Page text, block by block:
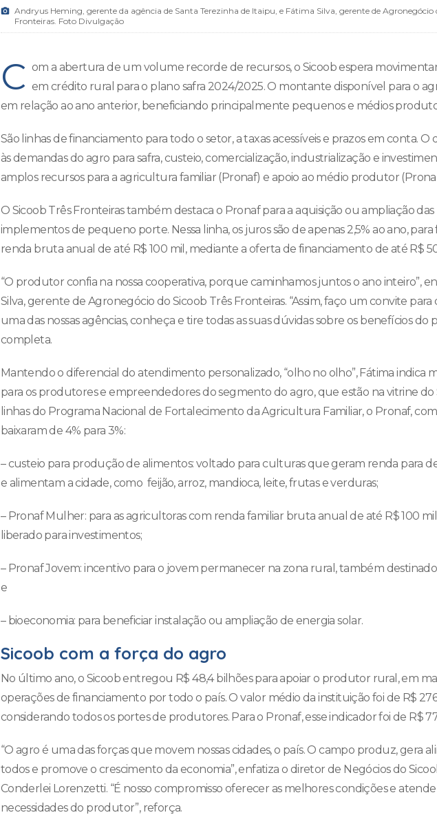
Andryus Heming, gerente da agência de Santa Terezinha de Itaipu, e Fátima Silva, gerente de Agronegócio
Fronteiras. Foto Divulgação
C om a abertura de um volume recorde de recursos, o Sicoob espera
em crédito rural para o plano safra 2024/2025. O montante disponível para o
em relação ao ano anterior, beneficiando principalmente pequenos e médios
São linhas de financiamento para todo o setor, a taxas acessíveis e prazos em conta.
às demandas do agro para safra, custeio, comercialização, industrialização e
amplos recursos para a agricultura familiar (Pronaf) e apoio ao médio produtor
O Sicoob Três Fronteiras também destaca o Pronaf para a aquisição ou ampliação
implementos de pequeno porte. Nessa linha, os juros são de apenas 2,5% ao ano, para
renda bruta anual de até R$ 100 mil, mediante a oferta de financiamento de até R$
“O produtor confia na nossa cooperativa, porque caminhamos juntos o ano inteiro”,
Silva, gerente de Agronegócio do Sicoob Três Fronteiras. “Assim, faço um convite
uma das nossas agências, conheça e tire todas as suas dúvidas sobre os benefícios do
completa.
Mantendo o diferencial do atendimento personalizado, “olho no olho”, Fátima indica
para os produtores e empreendedores do segmento do agro, que estão na vitrine do
linhas do Programa Nacional de Fortalecimento da Agricultura Familiar, o Pronaf,
baixaram de 4% para 3%:
– custeio para produção de alimentos: voltado para culturas que geram renda para
e alimentam a cidade, como feijão, arroz, mandioca, leite, frutas e verduras;
– Pronaf Mulher: para as agricultoras com renda familiar bruta anual de até R$ 100
liberado para investimentos;
– Pronaf Jovem: incentivo para o jovem permanecer na zona rural, também
e
– bioeconomia: para beneficiar instalação ou ampliação de energia solar.
Sicoob com a força do agro
No último ano, o Sicoob entregou R$ 48,4 bilhões para apoiar o produtor rural, em
operações de financiamento por todo o país. O valor médio da instituição foi de R$
considerando todos os portes de produtores. Para o Pronaf, esse indicador foi de R$
“O agro é uma das forças que movem nossas cidades, o país. O campo produz, gera
todos e promove o crescimento da economia”, enfatiza o diretor de Negócios do
Conderlei Lorenzetti. “É nosso compromisso oferecer as melhores condições e
necessidades do produtor”, reforça.